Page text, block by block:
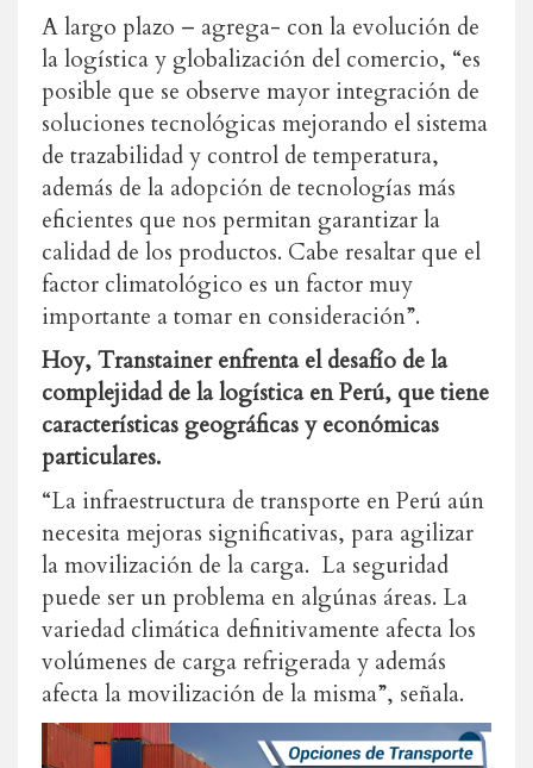
A largo plazo – agrega- con la evolución de
la logística y globalización del comercio, “es
posible que se observe mayor integración de
soluciones tecnológicas mejorando el sistema
de trazabilidad y control de temperatura,
además de la adopción de tecnologías más
eficientes que nos permitan garantizar la
calidad de los productos. Cabe resaltar que el
factor climatológico es un factor muy
importante a tomar en consideración”.
Hoy, Transtainer enfrenta el desafío de la
complejidad de la logística en Perú, que tiene
características geográficas y económicas
particulares.
“La infraestructura de transporte en Perú aún
necesita mejoras significativas, para agilizar
la movilización de la carga. La seguridad
puede ser un problema en algúnas áreas. La
variedad climática definitivamente afecta los
volúmenes de carga refrigerada y además
afecta la movilización de la misma”, señala.